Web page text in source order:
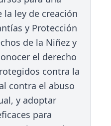
la ley de creación
y Protección
de la Niñez y
el derecho
contra la
contra el abuso
y adoptar
para